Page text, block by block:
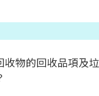
收物的回收品項及